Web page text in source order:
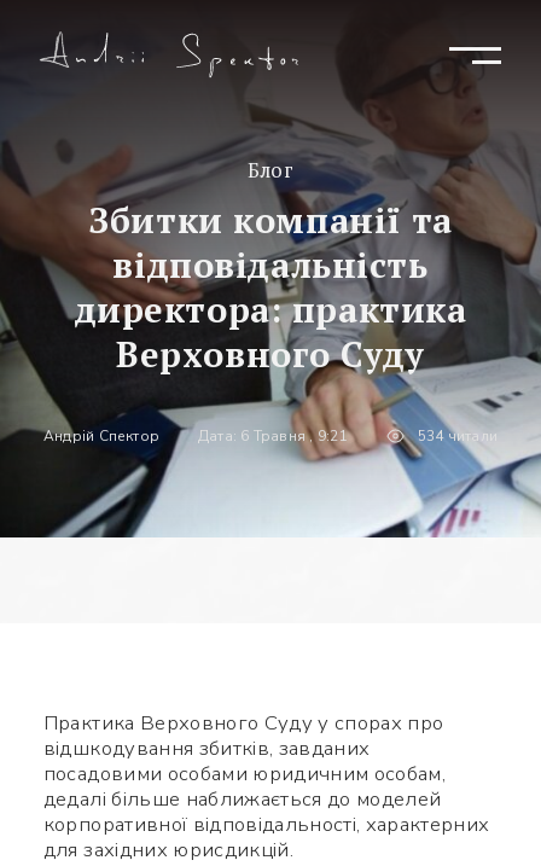
Блог
Збитки компанії та
відповідальність
директора: практика
Верховного Суду
Андрій Спектор Дата: 6 Травня , 9:21 534 читали
Практика Верховного Суду у спорах про
відшкодування збитків, завданих
посадовими особами юридичним особам,
дедалі більше наближається до моделей
корпоративної відповідальності, характерних
для західних юрисдикцій.